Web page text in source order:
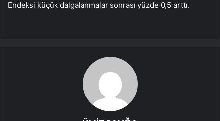
Endeksi küçük dalgalanmalar sonrası yüzde 0,5 arttı.